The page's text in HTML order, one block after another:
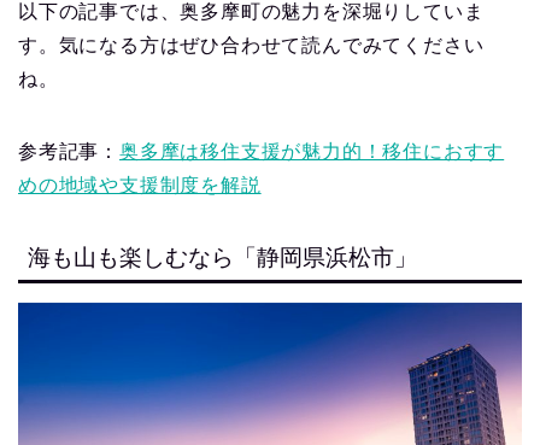
以下の記事では、奥多摩町の魅力を深堀りしていま
す。気になる方はぜひ合わせて読んでみてください
ね。
参考記事： 奥多摩は移住支援が魅力的！移住におすす
めの地域や支援制度を解説
海も山も楽しむなら「静岡県浜松市」